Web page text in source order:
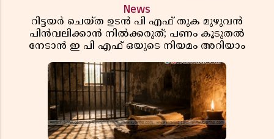
News
റിട്ടയർ ചെയ്ത ഉടൻ പി എഫ് തുക മുഴുവൻ
പിൻവലിക്കാൻ നിൽക്കരുത്; പണം കൂടുതൽ
നേടാൻ ഇ പി എഫ് ഒയുടെ നിയമം അറിയാം